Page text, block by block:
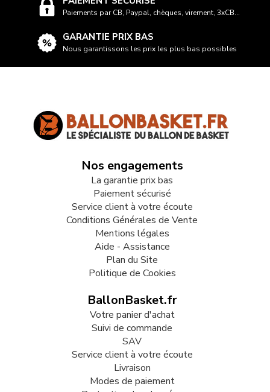
Paiements par CB, Paypal, chèques, virement, 3xCB...
GARANTIE PRIX BAS
Nous garantissons les prix les plus bas possibles
Nos engagements
La garantie prix bas
Paiement sécurisé
Service client à votre écoute
Conditions Générales de Vente
Mentions légales
Aide - Assistance
Plan du Site
Politique de Cookies
BallonBasket.fr
Votre panier d'achat
Suivi de commande
SAV
Service client à votre écoute
Livraison
Modes de paiement